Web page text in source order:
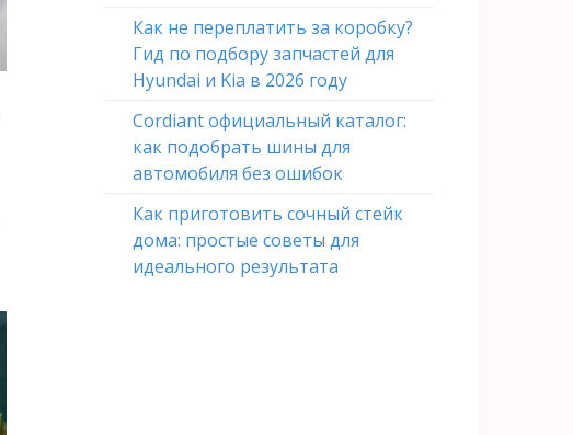
Как не переплатить за коробку?
Гид по подбору запчастей для
Hyundai и Kia в 2026 году
Cordiant официальный каталог:
как подобрать шины для
автомобиля без ошибок
Как приготовить сочный стейк
дома: простые советы для
идеального результата